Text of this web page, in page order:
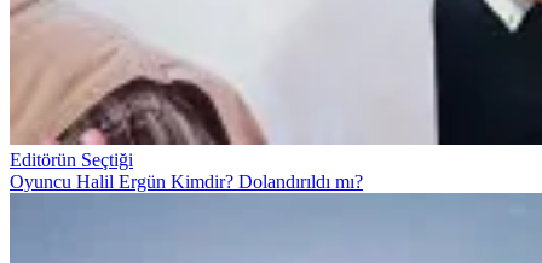
Editörün Seçtiği
Oyuncu Halil Ergün Kimdir? Dolandırıldı mı?